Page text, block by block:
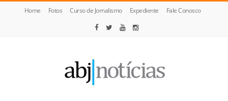
Home Fotos Curso de Jornalismo Expediente Fale Conosco